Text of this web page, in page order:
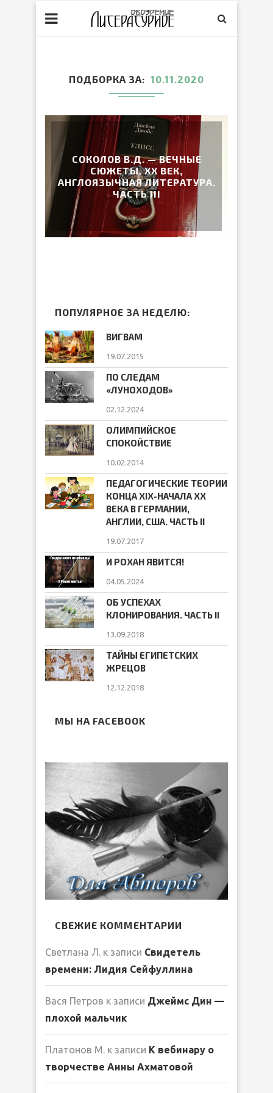
ПОДБОРКА ЗА 10.11.2020
СОКОЛОВ В.Д. — ВЕЧНЫЕ
СЮЖЕТЫ. XX ВЕК,
АНГЛОЯЗЫЧНАЯ ЛИТЕРАТУРА.
ЧАСТЬ III
ПОПУЛЯРНОЕ ЗА НЕДЕЛЮ:
ВИГВАМ
19.07.2015
ПО СЛЕДАМ
«ЛУНОХОДОВ»
02.12.2024
ОЛИМПИЙСКОЕ
СПОКОЙСТВИЕ
10.02.2014
ПЕДАГОГИЧЕСКИЕ ТЕОРИИ
КОНЦА ХIХ-НАЧАЛА ХХ
ВЕКА В ГЕРМАНИИ,
АНГЛИИ, США. ЧАСТЬ II
19.07.2017
И РОХАН ЯВИТСЯ!
04.05.2024
ОБ УСПЕХАХ
КЛОНИРОВАНИЯ. ЧАСТЬ II
13.09.2018
ТАЙНЫ ЕГИПЕТСКИХ
ЖРЕЦОВ
12.12.2018
МЫ НА FACEBOOK
СВЕЖИЕ КОММЕНТАРИИ
Светлана Л. к записи Свидетель
времени: Лидия Сейфуллина
Вася Петров к записи Джеймс Дин —
плохой мальчик
Платонов М. к записи К вебинару о
творчестве Анны Ахматовой